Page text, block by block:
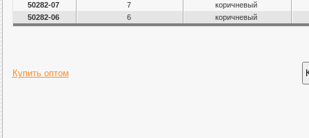
50282-07
7
коричневый
50282-06
6 коричневый
Купить оптом